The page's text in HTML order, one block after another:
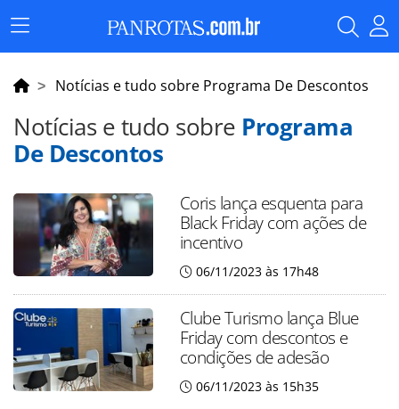
Menu
Principal
Notícias e tudo sobre Programa De Descontos
Notícias e tudo sobre Programa
De Descontos
Coris lança esquenta para
Black Friday com ações de
incentivo
06/11/2023 às 17h48
Clube Turismo lança Blue
Friday com descontos e
condições de adesão
06/11/2023 às 15h35